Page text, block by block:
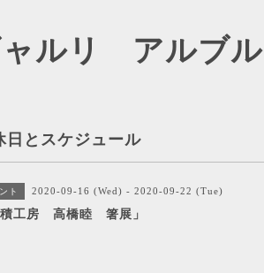
ルリ アルブル
日とスケジュール
ト 2020-09-16 (Wed) - 2020-09-22 (Tue)
積工房 高橋睦 箸展」